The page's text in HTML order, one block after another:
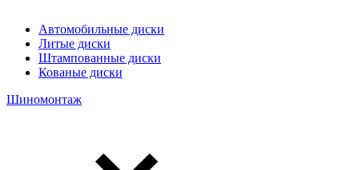
Автомобильные диски
Литые диски
Штампованные диски
Кованые диски
Шиномонтаж